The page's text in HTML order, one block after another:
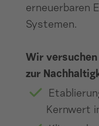
erneuerbaren
Systemen.
Wir
zur
Kernwert